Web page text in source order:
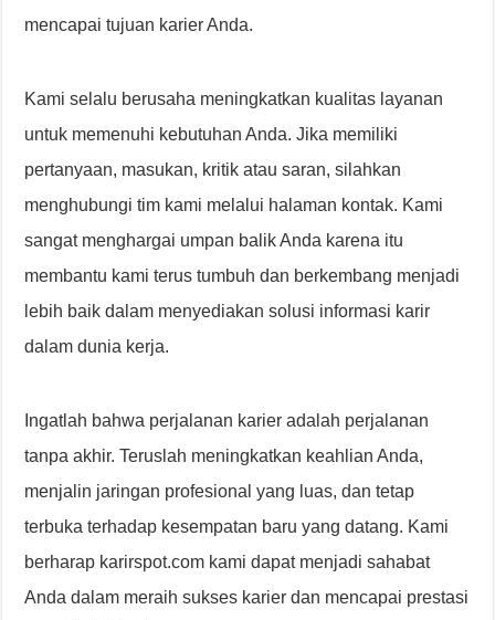
mencapai tujuan karier Anda.
Kami selalu berusaha meningkatkan kualitas layanan
untuk memenuhi kebutuhan Anda. Jika memiliki
pertanyaan, masukan, kritik atau saran, silahkan
menghubungi tim kami melalui halaman kontak. Kami
sangat menghargai umpan balik Anda karena itu
membantu kami terus tumbuh dan berkembang menjadi
lebih baik dalam menyediakan solusi informasi karir
dalam dunia kerja.
Ingatlah bahwa perjalanan karier adalah perjalanan
tanpa akhir. Teruslah meningkatkan keahlian Anda,
menjalin jaringan profesional yang luas, dan tetap
terbuka terhadap kesempatan baru yang datang. Kami
berharap karirspot.com kami dapat menjadi sahabat
Anda dalam meraih sukses karier dan mencapai prestasi